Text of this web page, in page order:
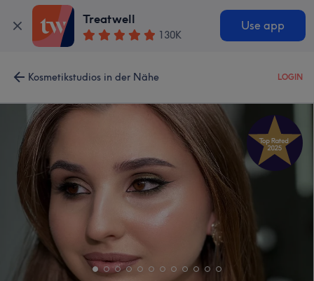
Treatwell
130K
Use app
Kosmetikstudios in der Nähe LOGIN